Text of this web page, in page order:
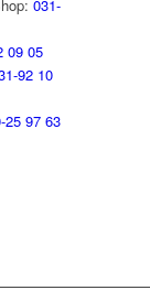
031-
09 05
92 10
25 97 63